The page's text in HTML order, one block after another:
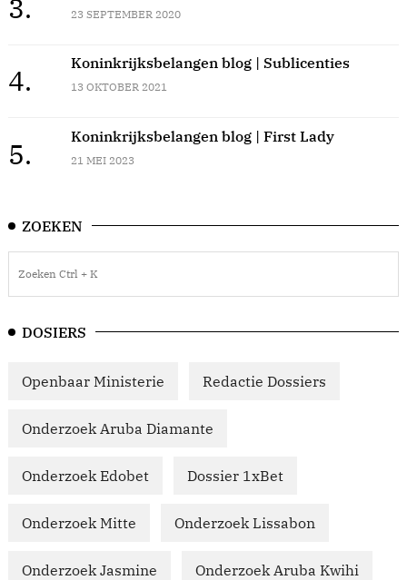
3. 23 SEPTEMBER 2020
4.
Koninkrijksbelangen blog | Sublicenties
13 OKTOBER 2021
5.
Koninkrijksbelangen blog | First Lady
21 MEI 2023
ZOEKEN
DOSIERS
Openbaar Ministerie Redactie Dossiers
Onderzoek Aruba Diamante
Onderzoek Edobet Dossier 1xBet
Onderzoek Mitte Onderzoek Lissabon
Onderzoek Jasmine Onderzoek Aruba Kwihi